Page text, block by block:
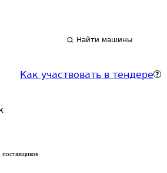
Найти машины
Как участвовать в тендере
поставщиков